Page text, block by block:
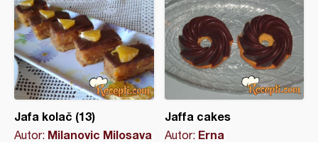
Jafa kolač (13)
Autor: Milanovic Milosava
Jaffa cakes
Autor: Erna